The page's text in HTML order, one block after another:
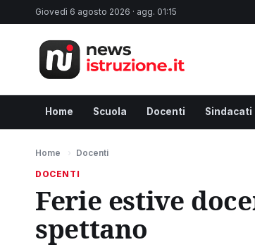
Giovedì 6 agosto 2026 · agg. 01:15
Home Scuola Docenti Sindacati
Home › Docenti
DOCENTI
Ferie estive
spettano